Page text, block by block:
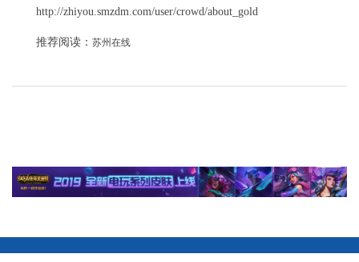
http://zhiyou.smzdm.com/user/crowd/about_gold
推荐阅读： 苏州在线